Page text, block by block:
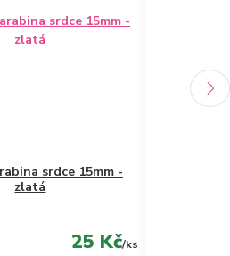
srdce 15mm -
zlatá
25 Kč/ks